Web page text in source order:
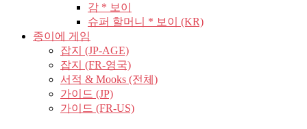
감 * 보이
슈퍼 할머니 * 보이 (KR)
종이에 게임
잡지 (JP-AGE)
잡지 (FR-영국)
서적 & Mooks (전체)
가이드 (JP)
가이드 (FR-US)